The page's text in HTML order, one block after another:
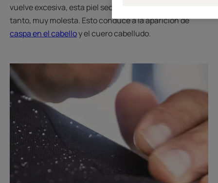
vuelve excesiva, esta piel seca se vuelve visible y, por
tanto, muy molesta. Esto conduce a la aparición de
caspa en el cabelloy el cuero cabelludo.